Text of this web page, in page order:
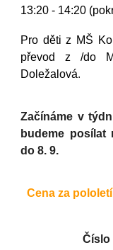
13:20 - 14:20
Pro děti z MŠ
převod z /do
Doležalová.
Začínáme v
budeme posílat
do8. 9.
Cena za
Číslo